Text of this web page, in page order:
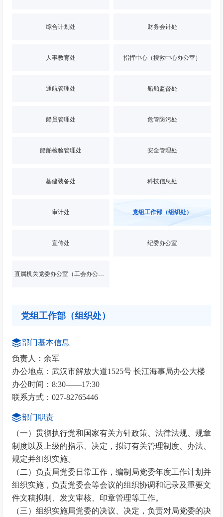
综合计划处 财务会计处
人事教育处 指挥中心（搜救中心办公室）
通航管理处 船舶监督处
船员管理处 危管防污处
船舶检验管理处 安全管理处
基建装备处 科技信息处
审计处 党组工作部（组织处）
宣传处 纪委办公室
直属机关党委办公室（工会办公室）
党组工作部（组织处）
部门基本信息
负责人：余军
办公地点：武汉市解放大道1525号 长江海事局办公大楼
办公时间：8:30——17:30
联系方式：027-82765446
部门职责
（一）贯彻执行党和国家有关方针政策、法律法规、规章
制度以及上级的指示、决定，拟订有关管理制度、办法、
规定并组织实施。
（二）负责局党委日常工作，编制局党委年度工作计划并
组织实施，负责党委会等会议的组织协调和记录及重要文
件文稿拟制、发文审核、印章管理等工作。
（三）组织实施局党委的决议、决定，负责对局党委的决